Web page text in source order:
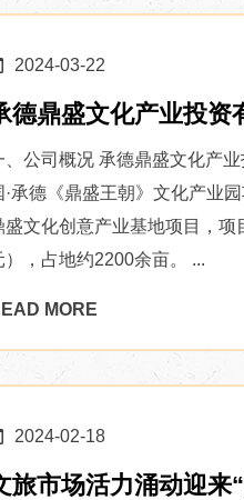
2024-03-22
德鼎盛文化产业投资
、公司概况 承德鼎盛文化产
·承德《鼎盛王朝》文化产业
盛文化创意产业基地项目，
），占地约2200余亩。 ...
MORE
2024-02-18
旅市场活力涌动迎来